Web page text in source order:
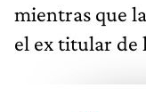
mientras que
el ex titular de